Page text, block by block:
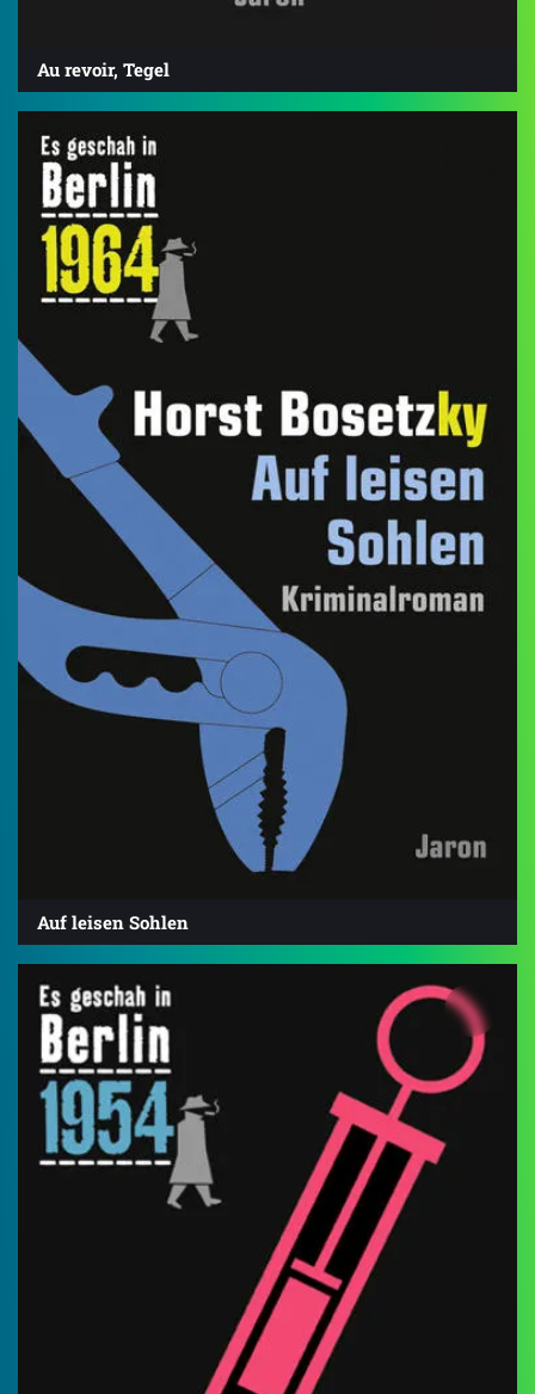
Au revoir, Tegel
Auf leisen Sohlen